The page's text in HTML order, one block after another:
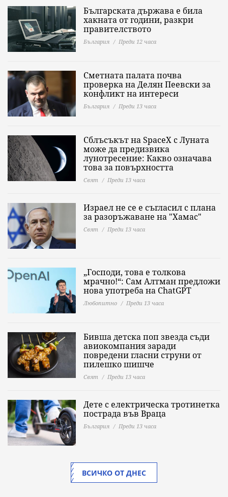
Българската държава е била
хакната от години, разкри
правителството
България Преди 12 часа
Сметната палата почва
проверка на Делян Пеевски за
конфликт на интереси
България Преди 13 часа
Сблъсъкът на SpaceX с Луната
може да предизвика
лунотресение: Какво означава
това за повърхността
Свят Преди 13 часа
Израел не се е съгласил с плана
за разоръжаване на "Хамас"
Свят Преди 13 часа
„Господи, това е толкова
мрачно!“: Сам Алтман предложи
нова употреба на ChatGPT
Любопитно Преди 13 часа
Бивша детска поп звезда съди
авиокомпания заради
повредени гласни струни от
пилешко шишче
Свят Преди 13 часа
Дете с електрическа тротинетка
пострада във Враца
България Преди 13 часа
ВСИЧКО ОТ ДНЕС